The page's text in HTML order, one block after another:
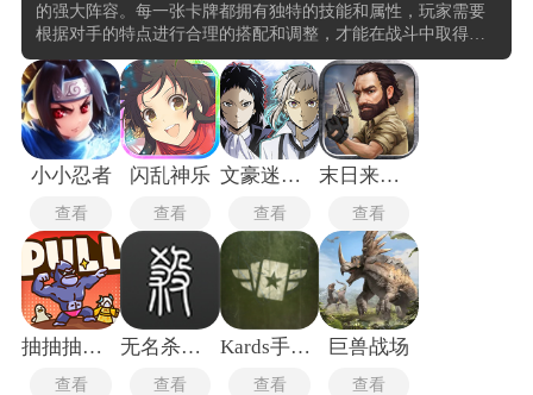
的强大阵容。每一张卡牌都拥有独特的技能和属性，玩家需要
根据对手的特点进行合理的搭配和调整，才能在战斗中取得胜
利。这种策略性玩法不仅考验玩家的思维能力，也让游戏充满
了趣味性和挑战性。设有丰富的社交系统，玩家可以与其他玩
家组队战斗、互相切磋，还可以在公会中与其他成员共同参与
活动，分享游戏经验和卡牌资源。这种社交元素不仅增强了玩
家之间的联系，也让游戏的氛围更加活跃和有趣。
小小忍者
查看
闪乱神乐
查看
文豪迷犬怪奇谭最新版
查看
末日来袭手游
查看
抽抽抽英雄
查看
无名杀手机版
查看
Kards手机版
查看
巨兽战场
查看